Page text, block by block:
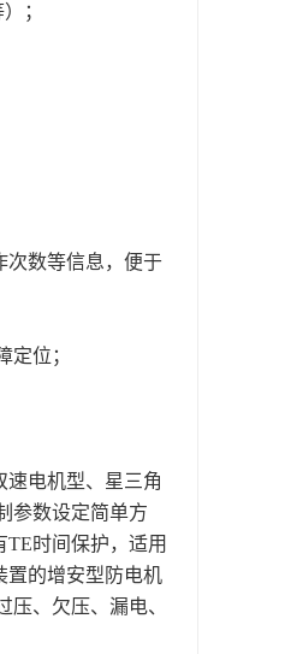
；
次数等信息，便于
位；
电机型、星三角
参数设定简单方
时间保护，适用
置的增安型防电机
、欠压、漏电、